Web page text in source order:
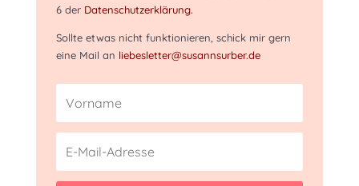
6 der Datenschutzerklärung.
Sollte etwas nicht funktionieren, schick mir gern
eine Mail an liebesletter@susannsurber.de